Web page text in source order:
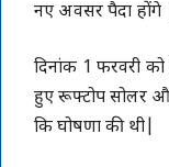
नए अवसर पैदा होंगे |
दिनांक 1 फरवरी को
हुए रूफ्टोप सोलर
कि घोषणा की थी|